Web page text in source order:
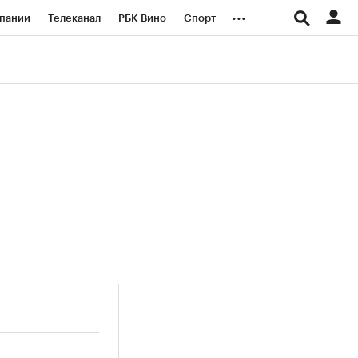
Телеканал РБК Вино Спорт ...